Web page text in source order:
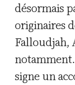
désormais
originaires
Falloudjah,
notamment.
signe un